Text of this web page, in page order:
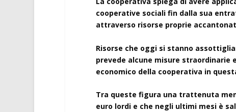
cooperative sociali fin dalla sua
attraverso risorse proprie
Risorse che oggi si stanno
prevede alcune misure straordinarie
economico della cooperativa in
Tra queste figura una trattenuta
euro lordi e che negli ultimi mesi è